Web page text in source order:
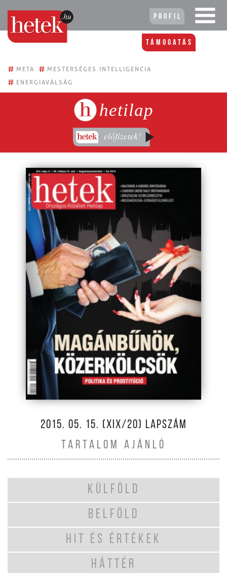
Profil
Támogatás
# META # MESTERSÉGES INTELLIGENCIA
# ENERGIAVÁLSÁG
hetilap
2015. 05. 15. (XIX/20) LAPSZÁM
TARTALOM AJÁNLÓ
KÜLFÖLD
BELFÖLD
HIT ÉS ÉRTÉKEK
HÁTTÉR